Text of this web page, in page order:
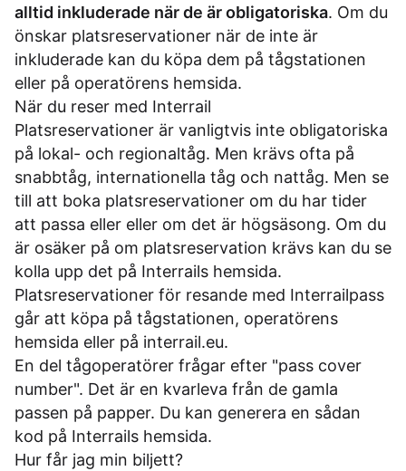
alltid inkluderade när de är obligatoriska. Om du
önskar platsreservationer när de inte är
inkluderade kan du köpa dem på tågstationen
eller på operatörens hemsida.
När du reser med Interrail
Platsreservationer är vanligtvis inte obligatoriska
på lokal- och regionaltåg. Men krävs ofta på
snabbtåg, internationella tåg och nattåg. Men se
till att boka platsreservationer om du har tider
att passa eller eller om det är högsäsong. Om du
är osäker på om platsreservation krävs kan du se
kolla upp det på Interrails hemsida.
Platsreservationer för resande med Interrailpass
går att köpa på tågstationen, operatörens
hemsida eller på interrail.eu.
En del tågoperatörer frågar efter "pass cover
number". Det är en kvarleva från de gamla
passen på papper. Du kan generera en sådan
kod på Interrails hemsida.
Hur får jag min biljett?